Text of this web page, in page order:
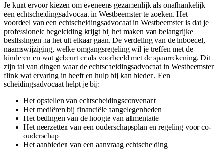
Je kunt ervoor kiezen om eveneens gezamenlijk als onafhankelijk
een echtscheidingsadvocaat in Westbeemster te zoeken. Het
voordeel van een echtscheidingsadvocaat in Westbeemster is dat je
professionele begeleiding krijgt bij het maken van belangrijke
beslissingen na het uit elkaar gaan. De verdeling van de inboedel,
naamswijziging, welke omgangsregeling wil je treffen met de
kinderen en wat gebeurt er als voorbeeld met de spaarrekening. Dit
zijn tal van dingen waar de echtscheidingsadvocaat in Westbeemster
flink wat ervaring in heeft en hulp bij kan bieden. Een
scheidingsadvocaat helpt je bij:
Het opstellen van echtscheidingsconvenant
Het mediëren bij financiële aangelegenheden
Het bedingen van de hoogte van alimentatie
Het neerzetten van een ouderschapsplan en regeling voor co-
ouderschap
Het aanbieden van een aanvraag echtscheiding